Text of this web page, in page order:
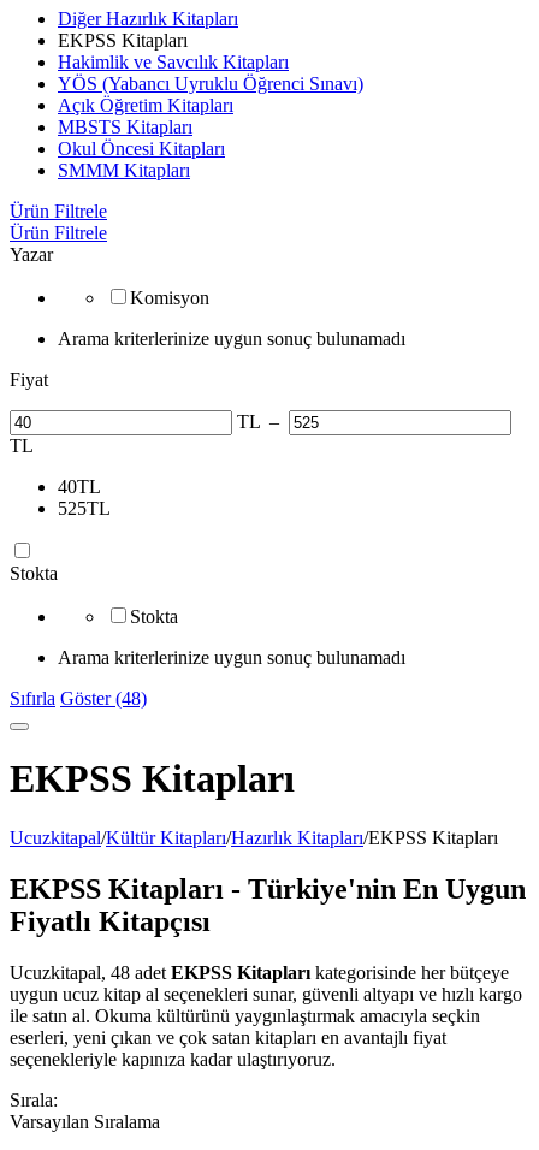
Diğer Hazırlık Kitapları
EKPSS Kitapları
Hakimlik ve Savcılık Kitapları
YÖS (Yabancı Uyruklu Öğrenci Sınavı)
Açık Öğretim Kitapları
MBSTS Kitapları
Okul Öncesi Kitapları
SMMM Kitapları
Ürün Filtrele
Ürün Filtrele
Yazar
Komisyon
Arama kriterlerinize uygun sonuç bulunamadı
Fiyat
TL –
TL
40TL
525TL
Stokta
Stokta
Arama kriterlerinize uygun sonuç bulunamadı
Sıfırla Göster (48)
EKPSS Kitapları
Ucuzkitapal/Kültür Kitapları/Hazırlık Kitapları/EKPSS Kitapları
EKPSS Kitapları - Türkiye'nin En Uygun
Fiyatlı Kitapçısı
Ucuzkitapal, 48 adet EKPSS Kitapları kategorisinde her bütçeye
uygun ucuz kitap al seçenekleri sunar, güvenli altyapı ve hızlı kargo
ile satın al. Okuma kültürünü yaygınlaştırmak amacıyla seçkin
eserleri, yeni çıkan ve çok satan kitapları en avantajlı fiyat
seçenekleriyle kapınıza kadar ulaştırıyoruz.
Sırala:
Varsayılan Sıralama